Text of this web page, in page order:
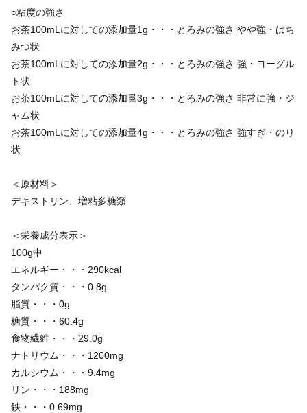
○粘度の強さ
お茶100mLに対しての添加量1g・・・とろみの強さ やや強・はち
みつ状
お茶100mLに対しての添加量2g・・・とろみの強さ 強・ヨーグル
ト状
お茶100mLに対しての添加量3g・・・とろみの強さ 非常に強・ジ
ャム状
お茶100mLに対しての添加量4g・・・とろみの強さ 強すぎ・のり
状
＜原材料＞
デキストリン、増粘多糖類
＜栄養成分表示＞
100g中
エネルギー・・・290kcal
タンパク質・・・0.8g
脂質・・・0g
糖質・・・60.4g
食物繊維・・・29.0g
ナトリウム・・・1200mg
カルシウム・・・9.4mg
リン・・・188mg
鉄・・・0.69mg